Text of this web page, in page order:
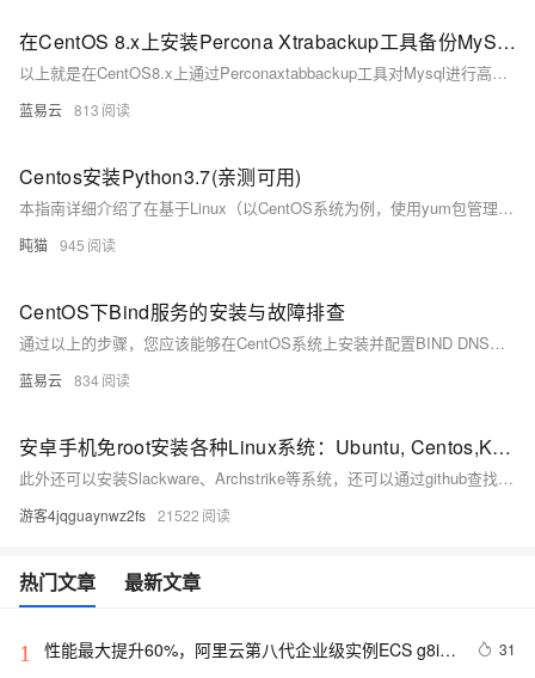
在CentOS 8.x上安装Percona Xtrabackup工具备份MySQL数据步骤。
以上就是在CentOS8.x上通过Perconaxtabbackup工具对Mysql进行高效率、高可靠性、无锁定影响地实现在线快速全量及增加式数据库资料保存与恢复流程。通过以上流程可以有效地将Mysql相关资料按需求完成定期或不定期地保存与灾难恢复需求。
蓝易云 813
Centos安装Python3.7(亲测可用)
本指南详细介绍了在基于Linux（以CentOS系统为例，使用yum包管理器）的系统上安装Python 3.7版本的完整流程。Python是一种广泛使用的高级编程语言，在各种领域如软件开发、数据分析、人工智能和区块链开发等都有着重要的应用。
盹猫 945
CentOS下Bind服务的安装与故障排查
通过以上的步骤，您应该能够在CentOS系统上安装并配置BIND DNS服务，并进行基本的故障排查。
蓝易云 834
安卓手机免root安装各种Linux系统：Ubuntu, Centos,Kali等
此外还可以安装Slackware、Archstrike等系统，还可以通过github查找方法安装更多有趣的东西。 昨日小编就是通过Termux安装的Kali Linux工具包。
游客4jqguaynwz2fs 21522
热门文章 最新文章
1
性能最大提升60%，阿里云第八代企业级实例ECS g8i正
31